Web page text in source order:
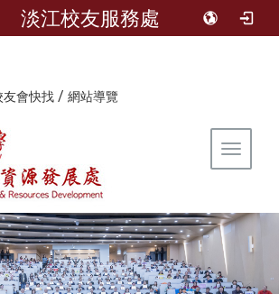
淡江校友服務處
友會快找 / 網站導覽
Toggle